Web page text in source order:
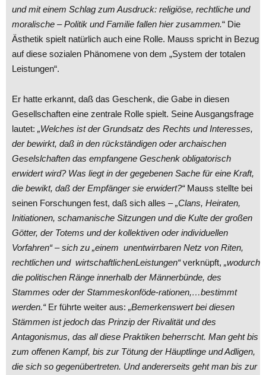
und mit einem Schlag zum Ausdruck: religiöse, rechtliche und
moralische – Politik und Familie fallen hier zusammen.“ Die
Ästhetik spielt natürlich auch eine Rolle. Mauss spricht in Bezug
auf diese sozialen Phänomene von dem „System der totalen
Leistungen“.
Er hatte erkannt, daß das Geschenk, die Gabe in diesen
Gesellschaften eine zentrale Rolle spielt. Seine Ausgangsfrage
lautet: „Welches ist der Grundsatz des Rechts und Interesses,
der bewirkt, daß in den rückständigen oder archaischen
Geselslchaften das empfangene Geschenk obligatorisch
erwidert wird? Was liegt in der gegebenen Sache für eine Kraft,
die bewikt, daß der Empfänger sie erwidert?“Mauss stellte bei
seinen Forschungen fest, daß sich alles – „Clans, Heiraten,
Initiationen, schamanische Sitzungen und die Kulte der großen
Götter, der Totems und der kollektiven oder individuellen
Vorfahren“ – sich zu „einem unentwirrbaren Netz von Riten,
rechtlichen und wirtschaftlichenLeistungen“verknüpft, „wodurch
die politischen Ränge innerhalb der Männerbünde, des
Stammes oder der Stammeskonföde-rationen,…bestimmt
werden.“Er führte weiter aus: „Bemerkenswert bei diesen
Stämmen ist jedoch das Prinzip der Rivalität und des
Antagonismus, das all diese Praktiken beherrscht. Man geht bis
zum offenen Kampf, bis zur Tötung der Häuptlinge und Adligen,
die sich so gegenübertreten. Und andererseits geht man bis zur